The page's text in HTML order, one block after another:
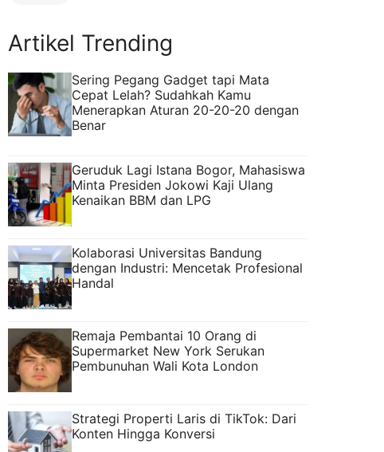
Artikel Trending
Sering Pegang Gadget tapi Mata
Cepat Lelah? Sudahkah Kamu
Menerapkan Aturan 20-20-20 dengan
Benar
Geruduk Lagi Istana Bogor, Mahasiswa
Minta Presiden Jokowi Kaji Ulang
Kenaikan BBM dan LPG
Kolaborasi Universitas Bandung
dengan Industri: Mencetak Profesional
Handal
Remaja Pembantai 10 Orang di
Supermarket New York Serukan
Pembunuhan Wali Kota London
Strategi Properti Laris di TikTok: Dari
Konten Hingga Konversi